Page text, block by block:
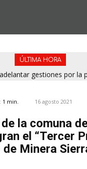
ÚLTIMA HORA
gestiones por la
1 min. 16 agosto 2021
la comuna
el “Tercer
Minera